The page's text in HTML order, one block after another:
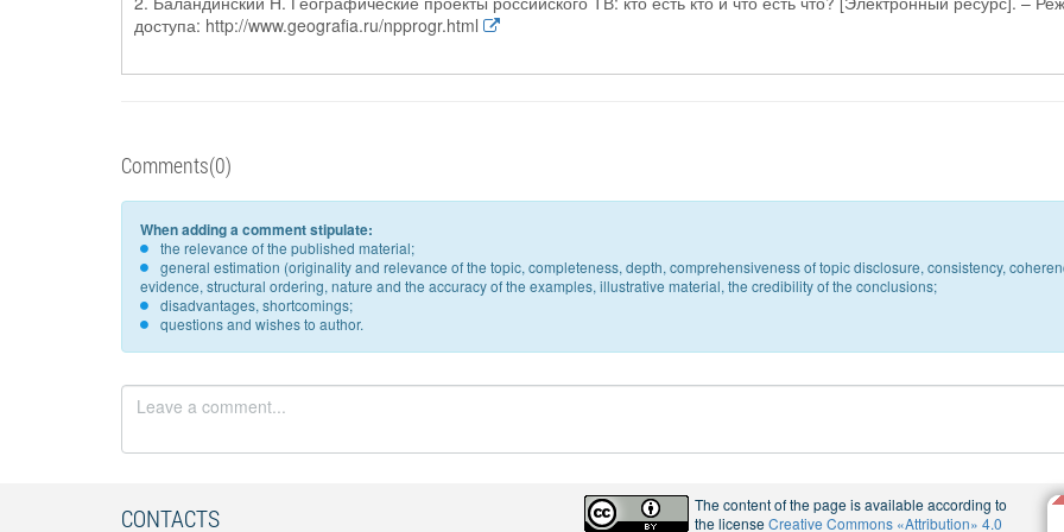
доступа: http://www.geografia.ru/npprogr.html
Comments(0)
When adding a comment stipulate:
the relevance of the published material;
general estimation (originality and relevance of the topic, completeness, depth, comprehensiveness of topic disclosure, consistency,
evidence, structural ordering, nature and the accuracy of the examples, illustrative material, the credibility of the conclusions;
disadvantages, shortcomings;
questions and wishes to author.
CONTACTS
The content of the page is available according to
the licenseCreative Commons «Attribution» 4.0